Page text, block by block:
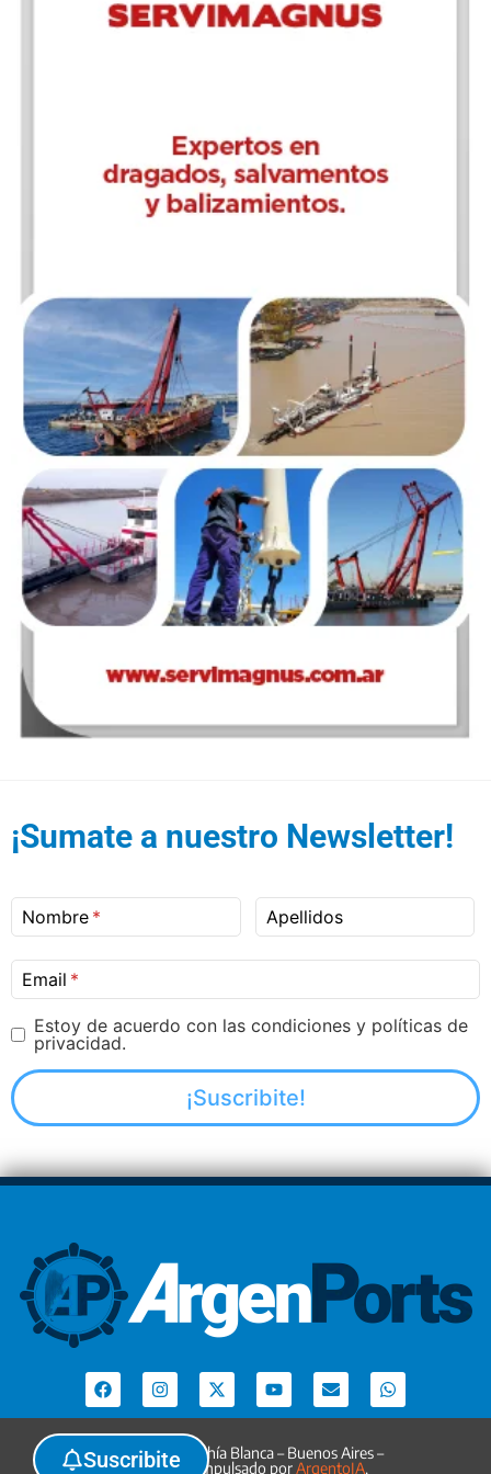
¡Sumate a nuestro Newsletter!
Nombre Apellidos
Email
Estoy de acuerdo con las condiciones y políticas de
privacidad.
Argenports. Bahía Blanca – Buenos Aires –
Argentina. Impulsado porArgentoIA.
Suscribite